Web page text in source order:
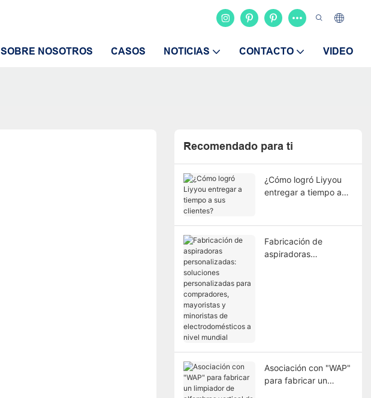
SOBRE NOSOTROS CASOS NOTICIAS CONTACTO VIDEO
Recomendado para ti
¿Cómo logró Liyyou
entregar a tiempo a
Fabricación de
aspiradoras
nivel mundial
Asociación con "WAP"
para fabricar un